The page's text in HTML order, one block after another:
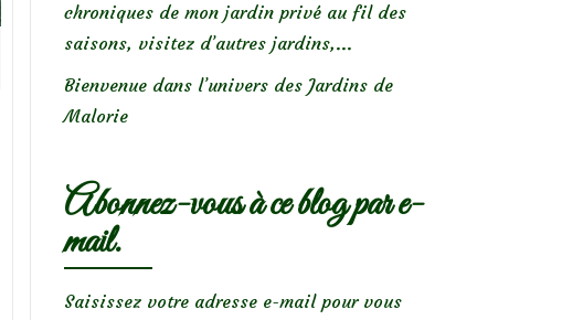
chroniques de mon jardin privé au fil des
saisons, visitez d’autres jardins,...
Bienvenue dans l’univers des Jardins de
Malorie
Abonnez-vous à ce blog par e-
mail.
Saisissez votre adresse e-mail pour vous